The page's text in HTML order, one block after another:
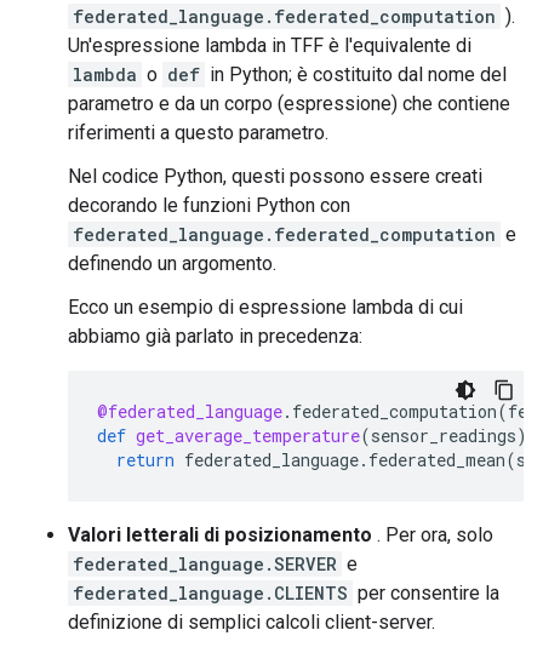
federated_language.federated_computation ).
Un'espressione lambda in TFF è l'equivalente di
lambda o def in Python; è costituito dal nome del
parametro e da un corpo (espressione) che contiene
riferimenti a questo parametro.
Nel codice Python, questi possono essere creati
decorando le funzioni Python con
federated_language.federated_computation e
definendo un argomento.
Ecco un esempio di espressione lambda di cui
abbiamo già parlato in precedenza:
@federated_language. federated_computation(
def get_average_temperature(sensor_readings):
return federated_language. federated_mean(
Valori letterali di posizionamento . Per ora, solo
federated_language.SERVER e
federated_language.CLIENTS per consentire la
definizione di semplici calcoli client-server.